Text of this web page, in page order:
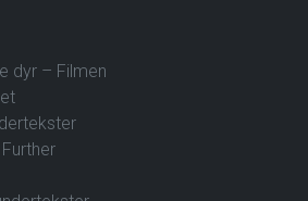
dyr – Filmen